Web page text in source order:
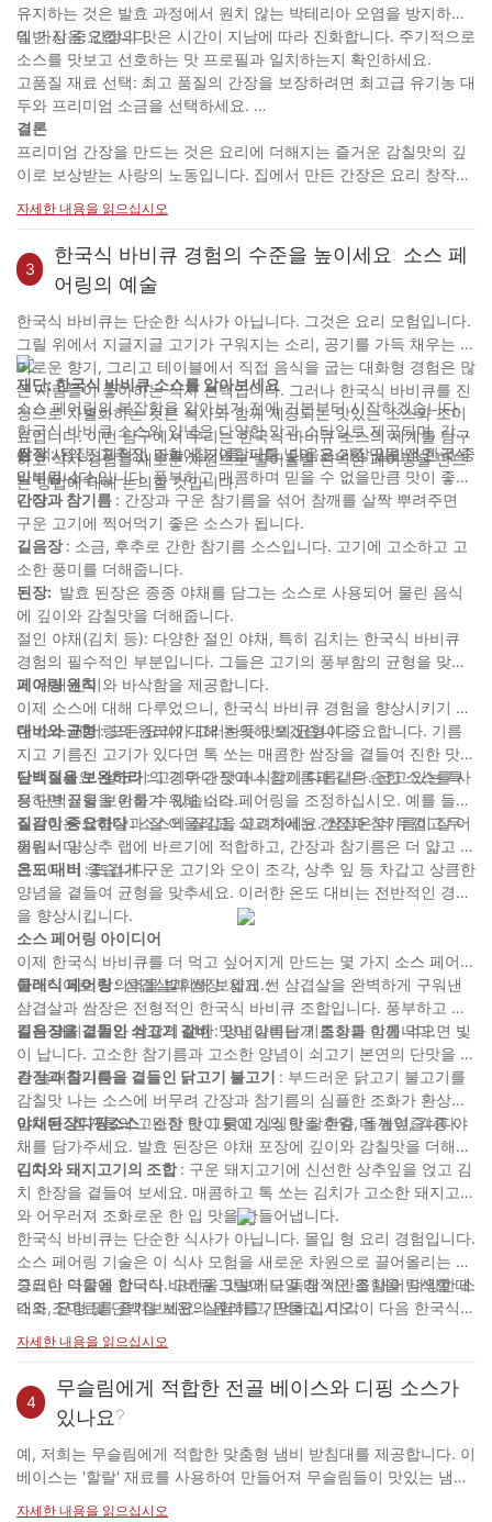
유지하는 것은 발효 과정에서 원치 않는 박테리아 오염을 방지하는
데 가장 중요합니다.
일반 시음: 간장의 맛은 시간이 지남에 따라 진화합니다. 주기적으로
소스를 맛보고 선호하는 맛 프로필과 일치하는지 확인하세요.
고품질 재료 선택: 최고 품질의 간장을 보장하려면 최고급 유기농 대
두와 프리미엄 소금을 선택하세요.
결론
프리미엄 간장을 만드는 것은 요리에 더해지는 즐거운 감칠맛의 깊
이로 보상받는 사랑의 노동입니다. 집에서 만든 간장은 요리 창작력
음 단계와 팁을 따르면 자신만의 고품질 간장을 만드는 여정을 시작
하여 요리 수준을 새로운 차원으로 끌어올릴 수 있습니다. 딥, 매리
네이드 또는 조미료로 사용되는 홈메이드 간장은 의심할 여지 없이
좋아하는 요리의 맛을 높이고 요리 레퍼토리에 정통성과 전통을 더
해줍니다. 직접 만든 간장의 독특한 맛을 음미하면서 수천 년에 걸쳐
이 놀라운 조미료를 형성해 온 풍부한 역사와 문화도 음미하게 될 것
입니다.
자세한 내용을 읽으십시오
3
한국식 바비큐 경험의 수준을 높이세요: 소스 페
어링의 예술
한국식 바비큐는 단순한 식사가 아닙니다. 그것은 요리 모험입니다.
그릴 위에서 지글지글 고기가 구워지는 소리, 공기를 가득 채우는 감
미로운 향기, 그리고 테이블에서 직접 음식을 굽는 대화형 경험은 많
은 사람들이 좋아하는 식사 선택입니다. 그러나 한국식 바비큐를 진
정으로 차별화하는 것은 식사와 함께 제공되는 맛있는 소스와 조미
료입니다. 이번 탐구에서 우리는 한국식 바비큐 소스의 세계를 탐구
하고 식사 경험을 새로운 차원으로 끌어올릴 완벽한 페어링을 만드
는 방법에 대해 논의할 것입니다.
재단: 한국식 바비큐 소스를 알아보세요
소스 페어링의 복잡함을 알아보기 전에 기본부터 시작하겠습니다.
한국식 바비큐 소스와 양념은 다양한 맛과 스타일로 제공되며, 각각
은 식사의 전체적인 조화에 기여합니다. 다음은 가장 일반적인 것 중
일부입니다.:
쌈장: 된장, 고추장, 마늘, 참기름, 파를 넣어 고소한 맛을 낸 한국식
바비큐 소스입니다. 풍부하고 매콤하며 믿을 수 없을만큼 맛이 좋습
니다.
간장과 참기름 : 간장과 구운 참기름을 섞어 참깨를 살짝 뿌려주면
구운 고기에 찍어먹기 좋은 소스가 됩니다.
길음장: 소금, 후추로 간한 참기름 소스입니다. 고기에 고소하고 고
소한 풍미를 더해줍니다.
된장: 발효 된장은 종종 야채를 담그는 소스로 사용되어 물린 음식
에 깊이와 감칠맛을 더해줍니다.
절인 야채(김치 등): 다양한 절인 야채, 특히 김치는 한국식 바비큐
경험의 필수적인 부분입니다. 그들은 고기의 풍부함의 균형을 맞추
기 위해 산미와 바삭함을 제공합니다.
페어링 원칙
이제 소스에 대해 다루었으니, 한국식 바비큐 경험을 향상시키기 위
한 소스 페어링의 원리에 대해 논의해 보겠습니다.:
대비와 균형: 모든 요리가 그러하듯 맛의 균형이 중요합니다. 기름
지고 기름진 고기가 있다면 톡 쏘는 매콤한 쌈장을 곁들여 진한 맛을
살려보세요. 살코기의 경우 간장이나 참기름과 같은 순한 소스를 사
용하면 균형을 이룰 수 있습니다.
단백질을 보완하라: 고기마다 맛과 식감이 다릅니다. 굽고 있는 특
정 단백질을 보완하기 위해 소스 페어링을 조정하십시오. 예를 들어,
길음장은 삼겹살과 잘 어울리고, 쇠고기에는 간장과 참기름이 잘 어
울립니다.
질감이 중요하다: 소스의 질감을 고려하세요. 쌈장은 더 두껍고 두
꺼워서 양상추 랩에 바르기에 적합하고, 간장과 참기름은 더 얇고 담
그기에 더 좋습니다.
온도 대비 : 뜨겁게 구운 고기와 오이 조각, 상추 잎 등 차갑고 상큼한
양념을 곁들여 균형을 맞추세요. 이러한 온도 대비는 전반적인 경험
을 향상시킵니다.
소스 페어링 아이디어
이제 한국식 바비큐를 더 먹고 싶어지게 만드는 몇 가지 소스 페어링
아이디어로 창의력을 발휘해 보세요.:
클래식 페어링: 삼겹살과 쌈장: 얇게 썬 삼겹살을 완벽하게 구워낸
삼겹살과 쌈장은 전형적인 한국식 바비큐 조합입니다. 풍부하고 기
름진 돼지고기와 쌈장의 진한 맛이 아름답게 조화를 이룹니다.
길음장을 곁들인 쇠고기 갈비: 양념갈비는 기름장과 함께 먹으면 빛
이 납니다. 고소한 참기름과 고소한 양념이 쇠고기 본연의 단맛을 한
층 높여줍니다.
간장과 참기름을 곁들인 닭고기 불고기 : 부드러운 닭고기 불고기를
감칠맛 나는 소스에 버무려 간장과 참기름의 심플한 조화가 환상적
입니다. 참기름의 고소한 맛이 닭고기의 맛을 한층 더 높여줍니다.
야채된장디핑소스: 된장 한 그릇에 싱싱한 상추잎, 들깨잎, 각종 야
채를 담가주세요. 발효 된장은 야채 포장에 깊이와 감칠맛을 더해줍
니다.
김치와 돼지고기의 조합: 구운 돼지고기에 신선한 상추잎을 얹고 김
치 한장을 곁들여 보세요. 매콤하고 톡 쏘는 김치가 고소한 돼지고기
와 어우러져 조화로운 한 입 맛을 만들어냅니다.
한국식 바비큐는 단순한 식사가 아닙니다. 몰입 형 요리 경험입니다.
소스 페어링 기술은 이 식사 모험을 새로운 차원으로 끌어올리는 데
중요한 역할을 합니다. 고전을 맛보거나 독창적인 조합을 탐색할 때
대조, 균형 및 단백질 보완의 원리를 기억하십시오.
그러니 다음에 한국식 바비큐 그릴에 모일 때 시간을 내어 다양한 소
스와 조미료를 즐겨보세요. 실험하고, 만들고, 미각이 다음 한국식
자세한 내용을 읽으십시오
4
무슬림에게 적합한 전골 베이스와 디핑 소스가
있나요?
예, 저희는 무슬림에게 적합한 맞춤형 냄비 받침대를 제공합니다. 이
베이스는 '할랄' 재료를 사용하여 만들어져 무슬림들이 맛있는 냄비
자세한 내용을 읽으십시오